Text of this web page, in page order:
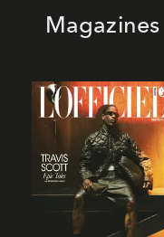
Magazines